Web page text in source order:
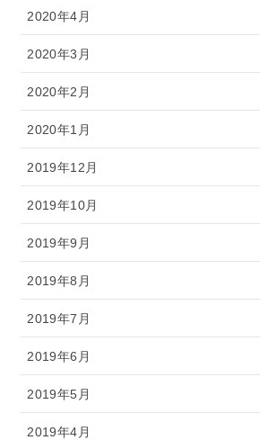
2020年4月
2020年3月
2020年2月
2020年1月
2019年12月
2019年10月
2019年9月
2019年8月
2019年7月
2019年6月
2019年5月
2019年4月